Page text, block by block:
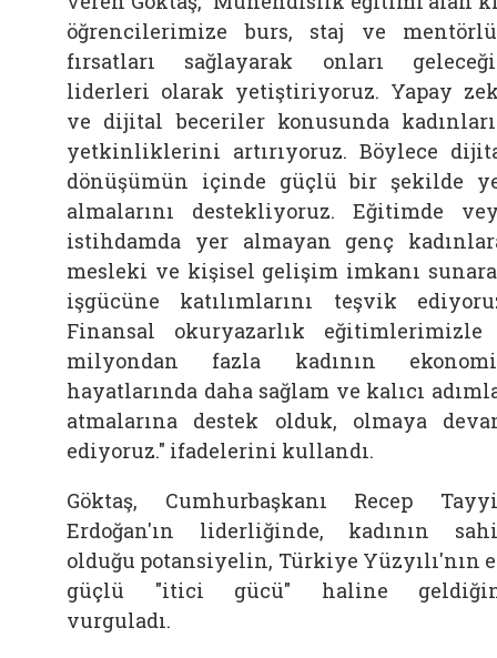
öğrencilerimize burs, staj ve
fırsatları sağlayarak onları
liderleri olarak yetiştiriyoruz. Yapay
ve dijital beceriler konusunda
yetkinliklerini artırıyoruz. Böylece
dönüşümün içinde güçlü bir şekilde
almalarını destekliyoruz. Eğitimde
istihdamda yer almayan genç
mesleki ve kişisel gelişim imkanı
işgücüne katılımlarını teşvik
Finansal okuryazarlık eğitimlerimizle
milyondan fazla kadının
hayatlarında daha sağlam ve kalıcı
atmalarına destek olduk, olmaya
ediyoruz." ifadelerini kullandı.
Göktaş, Cumhurbaşkanı Recep
Erdoğan'ın liderliğinde, kadının
olduğu potansiyelin, Türkiye Yüzyılı'nın
güçlü "itici gücü" haline
vurguladı.